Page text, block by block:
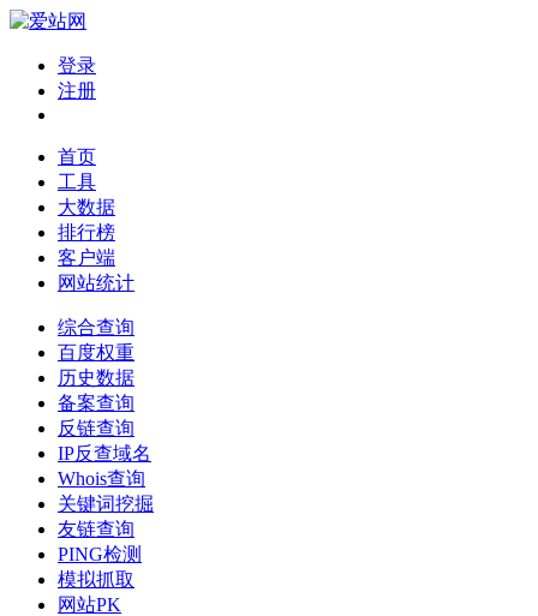
登录
注册
首页
工具
大数据
排行榜
客户端
网站统计
综合查询
百度权重
历史数据
备案查询
反链查询
IP反查域名
Whois查询
关键词挖掘
友链查询
PING检测
模拟抓取
网站PK